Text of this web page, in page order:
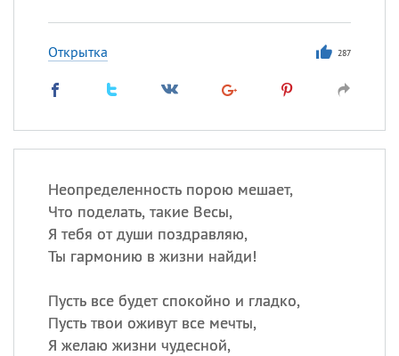
Открытка 287
Неопределенность порою мешает,
Что поделать, такие Весы,
Я тебя от души поздравляю,
Ты гармонию в жизни найди!
Пусть все будет спокойно и гладко,
Пусть твои оживут все мечты,
Я желаю жизни чудесной,
происхождение